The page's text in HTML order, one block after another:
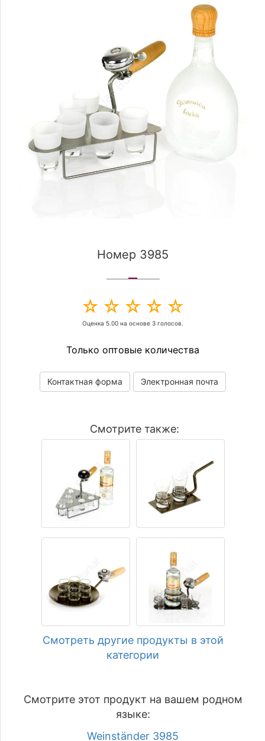
Номер 3985
Оценка 5.00 на основе 3 голосов.
Только оптовые количества
Контактная форма Электронная почта
Смотрите также:
Смотреть другие продукты в этой
категории
Смотрите этот продукт на вашем родном
языке:
Weinständer 3985